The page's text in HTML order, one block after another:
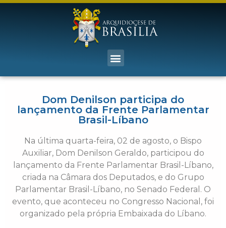
Dom Denilson participa do
lançamento da Frente Parlamentar
Brasil-Líbano
Na última quarta-feira, 02 de agosto, o Bispo
Auxiliar, Dom Denilson Geraldo, participou do
lançamento da Frente Parlamentar Brasil-Líbano,
criada na Câmara dos Deputados, e do Grupo
Parlamentar Brasil-Líbano, no Senado Federal. O
evento, que aconteceu no Congresso Nacional, foi
organizado pela própria Embaixada do Líbano.